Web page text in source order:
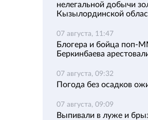
нелегальной добычи
Кызылординской
07 августа, 11:47
Блогера и бойца поп-
Беркинбаева
07 августа, 09:32
Погода без осадков
07 августа, 09:09
Выпивали в луже и